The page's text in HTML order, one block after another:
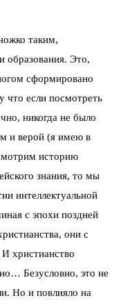
таким,
образования. Это,
сформировано
что если посмотреть
никогда не было
и верой (я имею в
историю
знания, то мы
интеллектуальной
с эпохи поздней
они с
христианство
Безусловно, это не
Но и повлияло на